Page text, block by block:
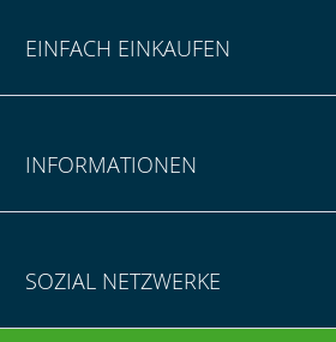
EINFACH EINKAUFEN
INFORMATIONEN
SOZIAL NETZWERKE